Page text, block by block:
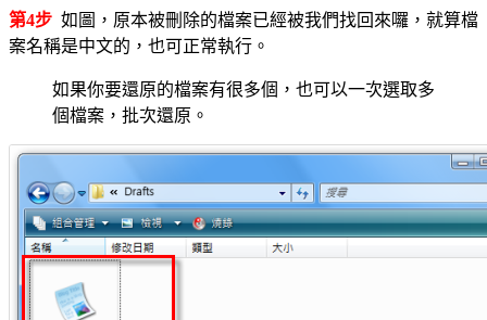
第4步 如圖，原本被刪除的檔案已經被我們找回來囉，就算檔
案名稱是中文的，也可正常執行。
如果你要還原的檔案有很多個，也可以一次選取多
個檔案，批次還原。